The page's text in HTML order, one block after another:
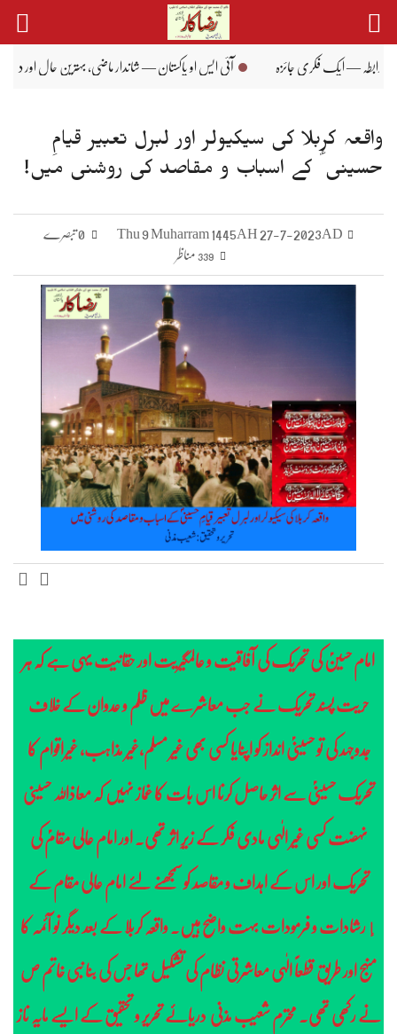
to
content
آئی ایس او پاکستان — شاندار ماضی، بہترین حال اور درخشاں مستقبل کی داستان
واقعہ کربلا کی سیکیولر اور لبرل تعبیر قیامِ
حسینی ؑ کے اسباب و مقاصد کی روشنی میں!
Thu 9 Muharram 1445AH 27-7-2023AD
339 مناظر
امام حسینؑ کی تحریک کی آفاقیت و عالمگیریت اور حقانیت یہی ہے کہ ہر
حریت پسند تحریک نے جب معاشرے میں ظلم و عدوان کے خلاف
جدوجہد کی تو حسینیؑ انداز کو اپنایا کسی بھی غیر مسلم،غیر مذاہب، غیراقوام کا
تحریک حسینیؑ سے اثر حاصل کرنا اس بات کا غماز نہیں کہ معاذاللہ حسینی
نہضت کسی غیر الٰہی مادی فکر کے زیرِ اثر تھی. اور امام عالی مقامؑ کی
تحریک اور اس کے اہداف و مقاصد کو سمجھنے لئے امام عالی مقام کے
إرشادات و فرمودات بہت واضح ہیں۔ واقعہ کربلا کے بعد دیگر نو آئمہ کا
منہج اور طریق قطعاً الٰہی معاشرتی نظام کی تشکیل تھا جس کی بنا نبی خاتم ص
نے رکھی تھی۔ محترم شعیب مذنی دریائے تحریر و تحقیق کے ایسے مایہ ناز